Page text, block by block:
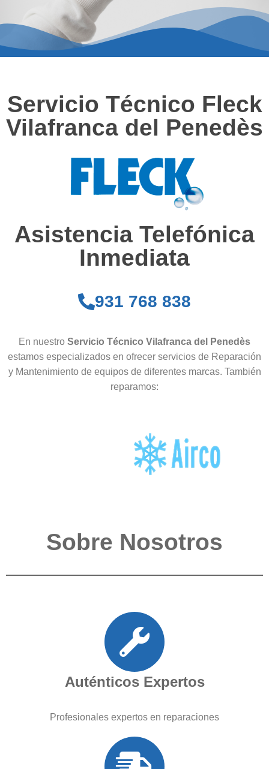
Servicio Técnico Fleck
Vilafranca del Penedès
Asistencia Telefónica
Inmediata
931 768 838
En nuestro Servicio Técnico Vilafranca del Penedès
estamos especializados en ofrecer servicios de Reparación
y Mantenimiento de equipos de diferentes marcas. También
reparamos:
Sobre Nosotros
Auténticos Expertos
Profesionales expertos en reparaciones